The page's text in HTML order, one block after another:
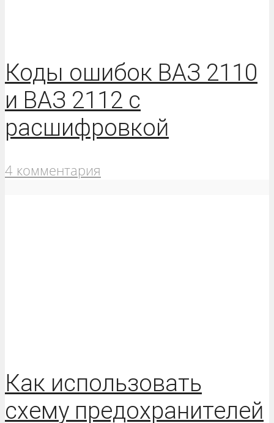
Коды ошибок ВАЗ 2110
и ВАЗ 2112 с
расшифровкой
4 комментария
Как использовать
схему предохранителей